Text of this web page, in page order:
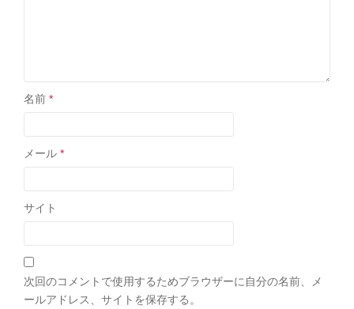
名前 *
メール *
サイト
次回のコメントで使用するためブラウザーに自分の名前、メ
ールアドレス、サイトを保存する。